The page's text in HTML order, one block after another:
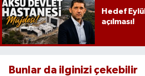
Hedef
açılması!
Bunlar da ilginizi çekebilir